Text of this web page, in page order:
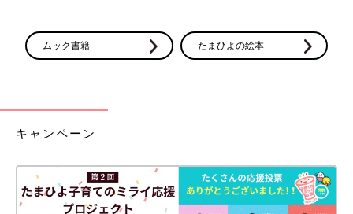
ムック書籍 たまひよの絵本
キャンペーン